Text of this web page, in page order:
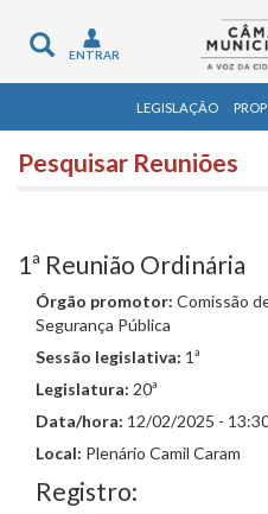
Toggle
navigation
ENTRAR
LEGISLAÇÃO
Pesquisar Reuniões
1ª Reunião Ordinária
Órgão promotor: Comissão
Segurança Pública
Sessão legislativa: 1ª
Legislatura: 20ª
Data/hora: 12/02/2025 -
Local: Plenário Camil Caram
Registro: